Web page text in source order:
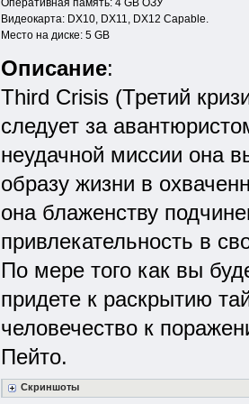
Оперативная память: 4 GB ОЗУ
Видеокарта: DX10, DX11, DX12 Capable.
Место на диске: 5 GB
Описание:
Third Crisis (Третий
следует за
неудачной миссии она
образу жизни в
она блаженству
привлекательность в
По мере того как вы
придете к раскрытию
человечество к
Пейто.​
Скриншоты